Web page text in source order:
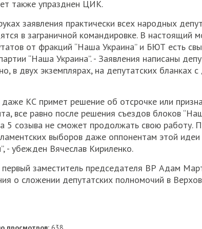
также упразднен ЦИК.
заявления практически всех народных
в заграничной командировке. В настоящий
от фракций “Наша Украина” и БЮТ есть
“Наша Украина”. - Заявления написаны
в двух экземплярах, на депутатских бланках
даже КС примет решение об отсрочке или
все равно после решения съездов блоков
5 созыва не сможет продолжать свою работу.
выборов даже оппонентам этой идеи
- убежден Вячеслав Кириленко.
заместитель председателя ВР Адам
о сложении депутатских полномочий в